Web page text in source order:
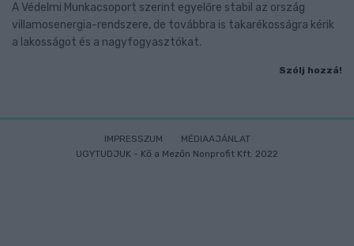
A Védelmi Munkacsoport szerint egyelőre stabil az ország
villamosenergia-rendszere, de továbbra is takarékosságra kérik
a lakosságot és a nagyfogyasztókat.
Szólj hozzá!
IMPRESSZUM
MÉDIAAJÁNLAT
UGYTUDJUK - Kő a Mezőn Nonprofit Kft. 2022